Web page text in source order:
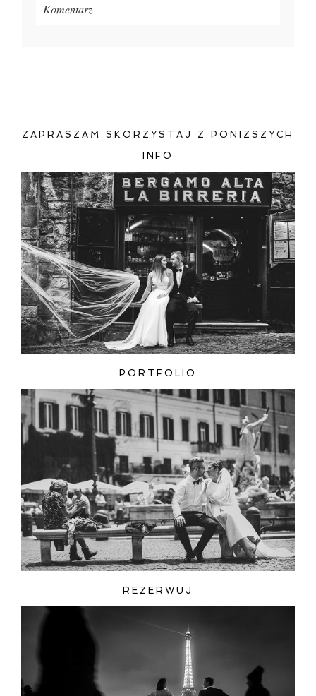
Komentarz
ZAMIEŚĆ KOMENTARZ
ZAPRASZAM SKORZYSTAJ Z PONIZSZYCH
INFO
PORTFOLIO
REZERWUJ